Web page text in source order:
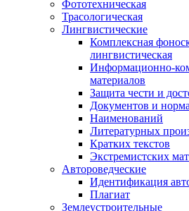
Фототехническая
Трасологическая
Лингвистические
Комплексная
лингвистическая
Информационно-
материалов
Защита чести и
Документов и
Наименований
Литературных
Кратких текстов
Экстремистских
Автороведческие
Идентификация
Плагиат
Землеустроительные